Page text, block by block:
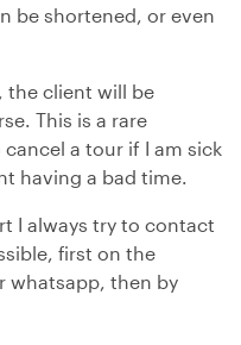
be shortened, or even
the client will be
This is a rare
a tour if I am sick
having a bad time.
I always try to contact
first on the
whatsapp, then by